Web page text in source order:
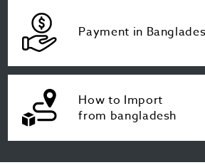
Payment in
How to Import
from bangladesh